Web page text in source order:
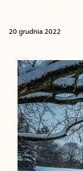
20 grudnia 2022